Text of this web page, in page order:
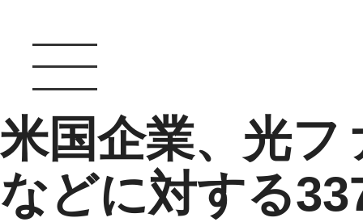
米国企業、光フ
などに対する